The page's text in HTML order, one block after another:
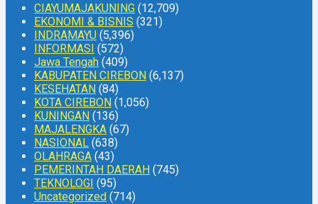
CIAYUMAJAKUNING (12,709)
EKONOMI & BISNIS (321)
INDRAMAYU (5,396)
INFORMASI (572)
Jawa Tengah (409)
KABUPATEN CIREBON (6,137)
KESEHATAN (84)
KOTA CIREBON (1,056)
KUNINGAN (136)
MAJALENGKA (67)
NASIONAL (638)
OLAHRAGA (43)
PEMERINTAH DAERAH (745)
TEKNOLOGI (95)
Uncategorized (714)